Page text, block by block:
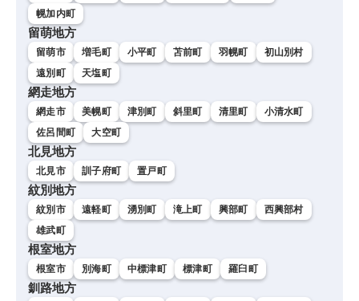
幌加内町
留萌地方
留萌市 増毛町 小平町 苫前町 羽幌町
初山別村
遠別町
天塩町
網走地方
網走市 美幌町 津別町 斜里町 清里町
小清水町
佐呂間町
大空町
北見地方
北見市 訓子府町 置戸町
紋別地方
紋別市 遠軽町 湧別町 滝上町 興部町
西興部村
雄武町
根室地方
根室市 別海町 中標津町 標津町 羅臼町
釧路地方